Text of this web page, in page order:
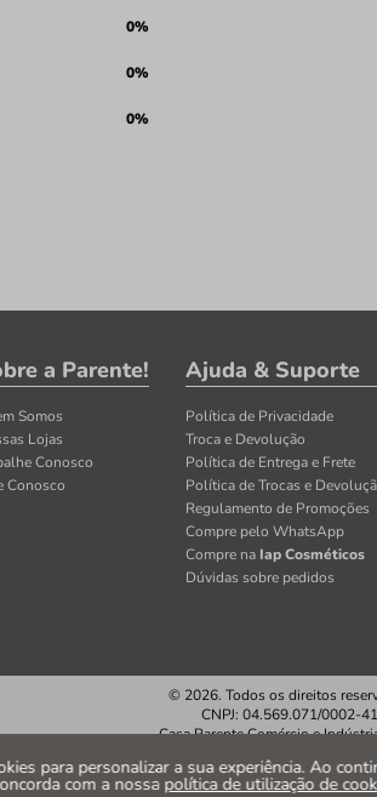
para personalizar a sua experiência. Ao
com a nossa política de utilização de
0%
0%
0%
a Parente!
Somos
Lojas
Conosco
Conosco
Ajuda & Suporte
Política de Privacidade
Troca e Devolução
Política de Entrega e Frete
Política de Trocas e
Regulamento de Promoções
Compre pelo WhatsApp
Compre na Iap Cosméticos
Dúvidas sobre pedidos
© 2026. Todos os direitos
CNPJ: 04.569.071/0002-41
Casa Parente Comércio e